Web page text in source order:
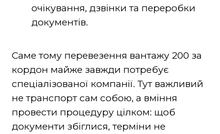
очікування, дзвінки та переробки
документів.
Саме тому перевезення вантажу 200 за
кордон майже завжди потребує
спеціалізованої компанії. Тут важливий
не транспорт сам собою, а вміння
провести процедуру цілком: щоб
документи збіглися, терміни не